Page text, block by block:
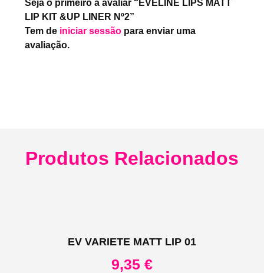
Seja o primeiro a avaliar “EVELINE LIPS MATT
LIP KIT &UP LINER Nº2”
Tem de iniciar sessão para enviar uma
avaliação.
Produtos Relacionados
EV VARIETE MATT LIP 01
9,35 €